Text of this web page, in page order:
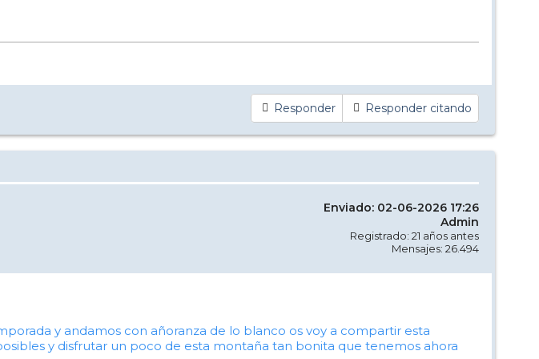
Responder Responder citando
Enviado: 02-06-2026 17:26
Admin
Registrado: 21 años antes
Mensajes: 26.494
y andamos con añoranza de lo blanco os voy a compartir esta
y disfrutar un poco de esta montaña tan bonita que tenemos ahora